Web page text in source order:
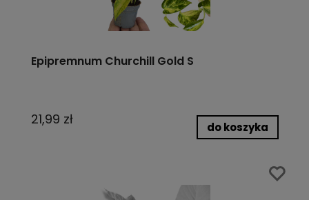
Epipremnum Churchill Gold S
21,99 zł do koszyka